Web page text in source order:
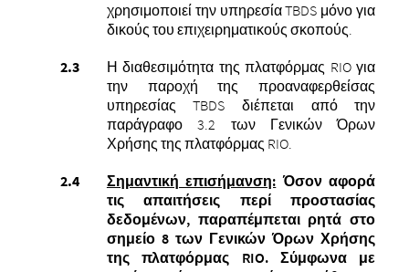
χρησιμοποιεί την υπηρεσία TBDS μόνο για
δικούς του επιχειρηματικούς σκοπούς.
Η διαθεσιμότητα της πλατφόρμας RIO για
την παροχή της προαναφερθείσας
υπηρεσίας TBDS διέπεται από την
παράγραφο 3.2 των Γενικών Όρων
Χρήσης της πλατφόρμας RIO.
Σημαντική επισήμανση: Όσον αφορά
τις απαιτήσεις περί προστασίας
δεδομένων, παραπέμπεται ρητά στο
σημείο 8 των Γενικών Όρων Χρήσης
της πλατφόρμας RIO. Σύμφωνα με